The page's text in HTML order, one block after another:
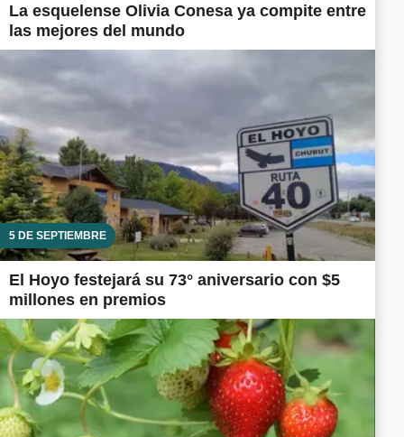
La esquelense Olivia Conesa ya compite entre
las mejores del mundo
5 DE SEPTIEMBRE
El Hoyo festejará su 73° aniversario con $5
millones en premios